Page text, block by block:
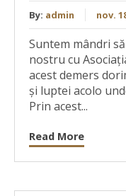
By: admin nov.
Suntem mândri
nostru cu
acest demers
și luptei acolo
Prin acest...
Read More